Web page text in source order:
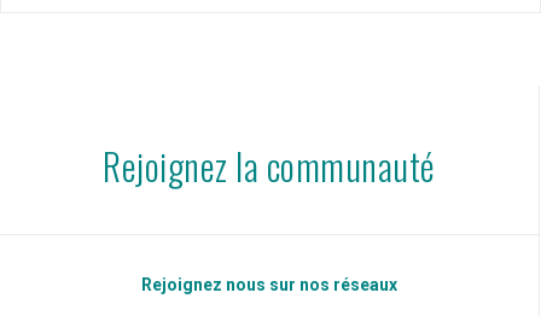
Rejoignez la communauté
Rejoignez nous sur nos réseaux